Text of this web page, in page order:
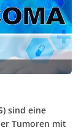
sind eine
Tumoren mit